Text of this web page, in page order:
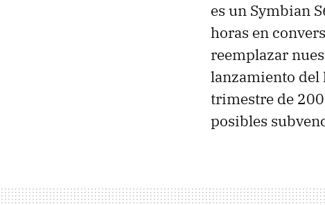
es un Symbian
horas en
reemplazar
lanzamiento del
trimestre de
posibles